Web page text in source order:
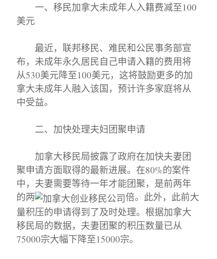
一、移民加拿大未成年人入籍费减至100
美元
最近，联邦移民、难民和公民事务部宣
布，未成年永久居民自己申请入籍的费用将
从530美元降至100美元，这将鼓励更多的加
拿大未成年人融入该国，预计许多家庭将从
中受益。
二、加快处理夫妇团聚申请
加拿大移民局披露了政府在加快夫妻团
聚申请方面取得的最新进展。在80%的案件
中，夫妻需要等待一年才能团聚，是前两年
的两
倍。此外，此前大
量积压的申请得到了及时处理。根据加拿大
移民局的数据，夫妻团聚的积压数量已从
75000宗大幅下降至15000宗。